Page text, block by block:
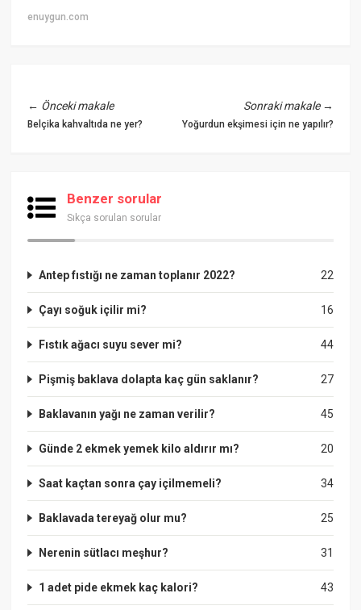
enuygun.com
← Önceki makale
Belçika kahvaltıda ne yer?
Sonraki makale→
Yoğurdun ekşimesi için ne yapılır?
Benzer sorular
Sıkça sorulan sorular
22
Antep fıstığı ne zaman toplanır 2022?
16
Çayı soğuk içilir mi?
44
Fıstık ağacı suyu sever mi?
27
Pişmiş baklava dolapta kaç gün saklanır?
45
Baklavanın yağı ne zaman verilir?
20
Günde 2 ekmek yemek kilo aldırır mı?
34
Saat kaçtan sonra çay içilmemeli?
25
Baklavada tereyağ olur mu?
31
Nerenin sütlacı meşhur?
43
1 adet pide ekmek kaç kalori?